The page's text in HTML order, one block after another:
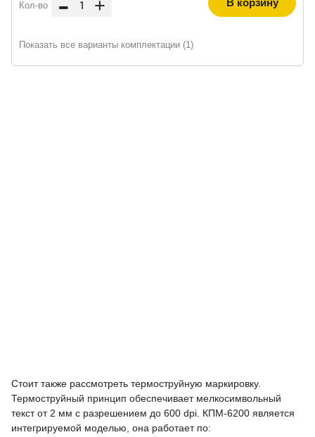
Кол-во +
Показать все варианты комплектации (1)
Стоит также рассмотреть термоструйную маркировку.
Термоструйный принцип обеспечивает мелкосимвольный
текст от 2 мм с разрешением до 600 dpi. КПМ-6200 является
интегрируемой моделью, она работает по: